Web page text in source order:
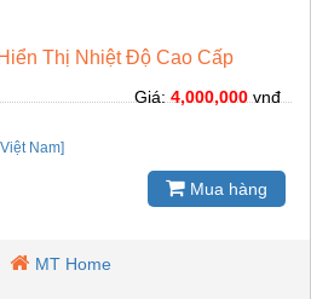
Thị Nhiệt Độ Cao Cấp
Việt Nam]
Giá:4,000,000vnđ
Mua hàng
MT Home